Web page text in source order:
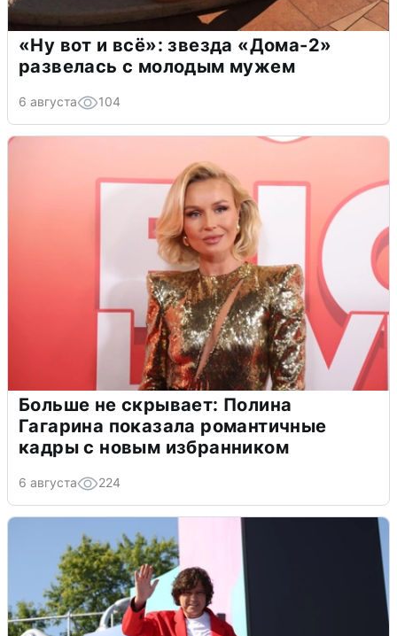
«Ну вот и всё»: звезда «Дома-2»
развелась с молодым мужем
6 августа 104
Больше не скрывает: Полина
Гагарина показала романтичные
кадры с новым избранником
6 августа 224